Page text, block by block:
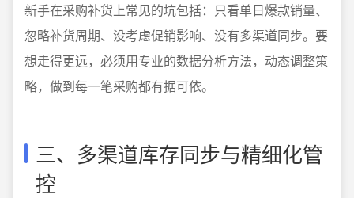
新手在采购补货上常见的坑包括：只看单日爆款销量、
忽略补货周期、没考虑促销影响、没有多渠道同步。要
想走得更远，必须用专业的数据分析方法，动态调整策
略，做到每一笔采购都有据可依。
三、多渠道库存同步与精细化管
控